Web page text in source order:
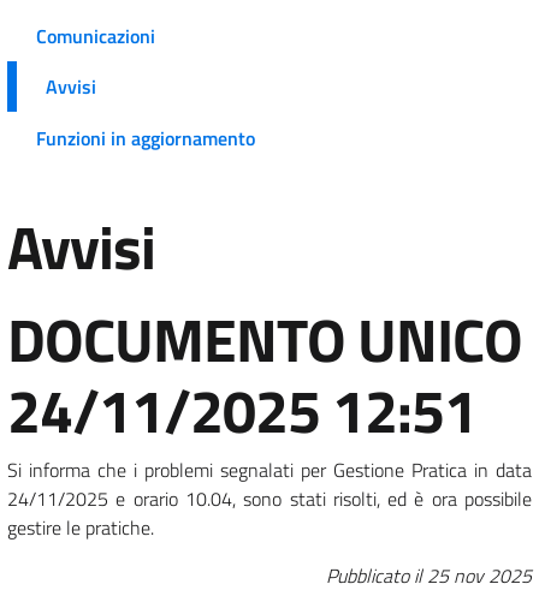
Comunicazioni
Avvisi
Funzioni in aggiornamento
Avvisi
DOCUMENTO UNICO
24/11/2025 12:51
Si informa che i problemi segnalati per Gestione Pratica in data
24/11/2025 e orario 10.04, sono stati risolti, ed è ora possibile
gestire le pratiche.
Pubblicato il25 nov 2025